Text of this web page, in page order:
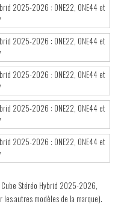
Stéréo Hybrid 2025-2026,
les autres modèles de la marque).